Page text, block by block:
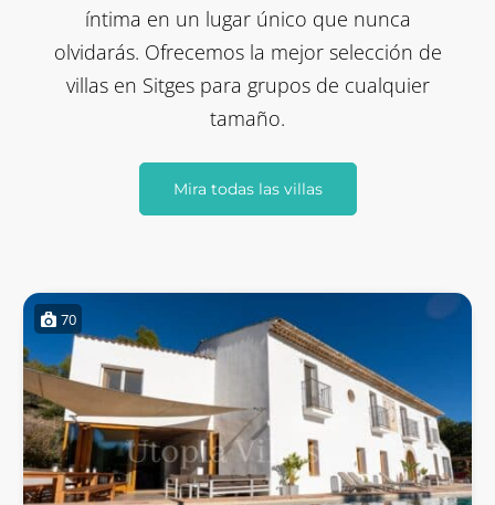
íntima en un lugar único que nunca
olvidarás. Ofrecemos la mejor selección de
villas en Sitges para grupos de cualquier
tamaño.
Mira todas las villas
70